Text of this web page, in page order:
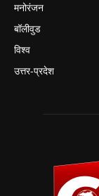
मनोरंजन
बॉलीवुड
विश्व
उत्तर-प्रदेश